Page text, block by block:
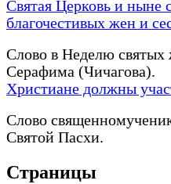
Святая Церковь и ныне
благочестивых жен и
Слово в Неделю
Серафима (Чичагова).
Христиане должны
Слово
Святой Пасхи.
Страницы